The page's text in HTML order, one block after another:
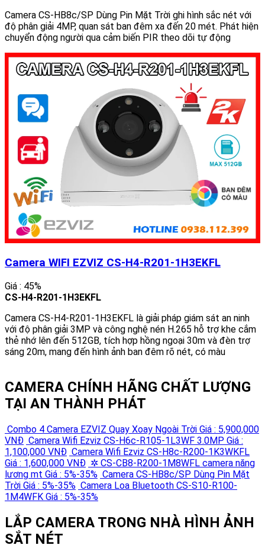
Camera CS-HB8c/SP Dùng Pin Mặt Trời ghi hình sắc nét với
độ phân giải 4MP, quan sát ban đêm xa đến 20 mét. Phát hiện
chuyển động người qua cảm biến PIR theo dõi tự động
Camera WIFI EZVIZ CS-H4-R201-1H3EKFL
Giá : 45%
CS-H4-R201-1H3EKFL
Camera CS-H4-R201-1H3EKFL là giải pháp giám sát an ninh
với độ phân giải 3MP và công nghệ nén H.265 hỗ trợ khe cắm
thẻ nhớ lên đến 512GB, tích hợp hồng ngoại 30m và đèn trợ
sáng 20m, mang đến hình ảnh ban đêm rõ nét, có màu
CAMERA CHÍNH HÃNG CHẤT LƯỢNG
TẠI AN THÀNH PHÁT
Combo 4 Camera EZVIZ Quay Xoay Ngoài Trời Giá : 5,900,000
VNĐ Camera Wifi Ezviz CS-H6c-R105-1L3WF 3.0MP Giá :
1,100,000 VNĐ Camera Wifi Ezviz CS-H8c-R200-1K3WKFL
Giá : 1,600,000 VNĐ ✲ CS-CB8-R200-1M8WFL camera năng
lương mt Giá : 5%-35% Camera CS-HB8c/SP Dùng Pin Mặt
Trời Giá : 5%-35% Camera Loa Bluetooth CS-S10-R100-
1M4WFK Giá : 5%-35%
LẮP CAMERA TRONG NHÀ HÌNH ẢNH
SẮT NÉT